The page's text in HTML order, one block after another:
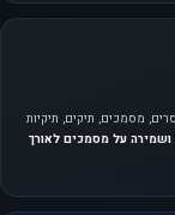
מסמכים, תיקים, תיקיות
ושמירה על מסמכים לאורך